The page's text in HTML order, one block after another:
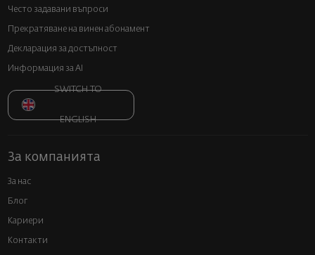
Често задавани въпроси
Прекратяване на винен абонамент
Декларация за достъпност
Информация за AI
SWITCH TO
ENGLISH
За компанията
За нас
Блог
Кариери
Контакти